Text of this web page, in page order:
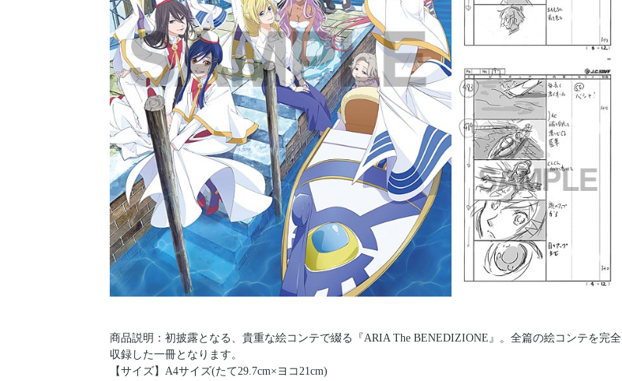
商品説明：初披露となる、貴重な絵コンテで綴る『ARIA The BENEDIZIONE』。全篇の絵コンテを完全
収録した一冊となります。
【サイズ】A4サイズ(たて29.7cm×ヨコ21cm)